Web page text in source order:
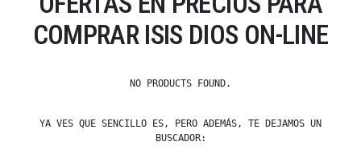
COMPRAR ISIS DIOS ON-LINE
NO PRODUCTS FOUND.
YA VES QUE SENCILLO ES, PERO ADEMÁS, TE DEJAMOS UN
BUSCADOR: